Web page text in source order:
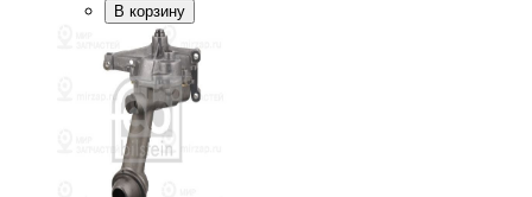
В корзину